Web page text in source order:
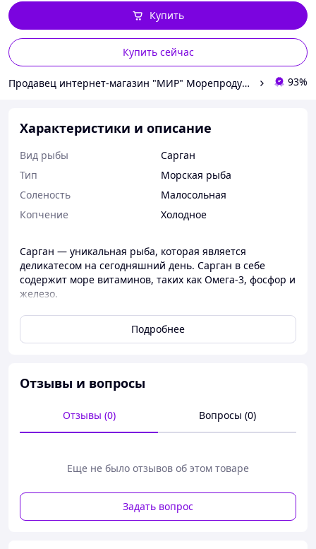
Купить сейчас
Купить
Продавец интернет-магазин "МИР" Морепродукти Ікра Риба 93%
Характеристики и описание
Вид рыбы
Сарган
Тип
Морская рыба
Соленость
Малосольная
Копчение
Холодное
Сарган — уникальная рыба, которая является
деликатесом на сегодняшний день. Сарган в себе
содержит море витаминов, таких как Омега-3, фосфор и
железо.
Внешность экзотическая, а вкус отменный. У Саргана
жирное, белое и мягкое мясо.
Подробнее
Отзывы и вопросы
Отзывы (0) Вопросы (0)
Еще не было отзывов об этом товаре
Задать вопрос